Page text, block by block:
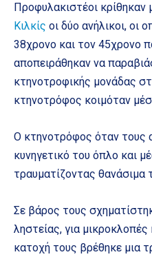
Προφυλακιστέοι
Κιλκίς οι δύο ανήλικοι, οι
38χρονο και τον 45χρονο
αποπειράθηκαν να
κτηνοτροφικής μονάδας
κτηνοτρόφος κοιμόταν
Ο κτηνοτρόφος όταν τους
κυνηγετικό του όπλο και
τραυματίζοντας θανάσιμα
Σε βάρος τους
ληστείας, για
κατοχή τους βρέθηκε μια